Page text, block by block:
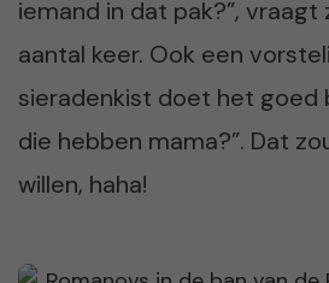
iemand in dat pak?”, vraagt
aantal keer. Ook een
sieradenkist doet het goed
die hebben mama?”. Dat
willen, haha!